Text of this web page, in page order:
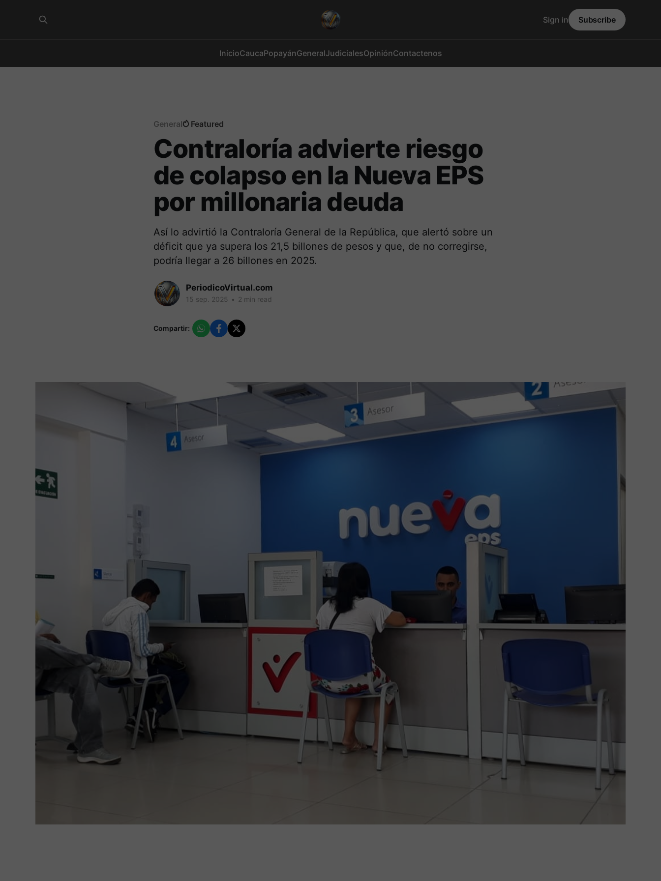
InicioCaucaPopayánGeneralJudicialesOpiniónContactenos
Sign in Subscribe
General Featured
Contraloría advierte riesgo
de colapso en la Nueva EPS
por millonaria deuda
Así lo advirtió la Contraloría General de la República, que alertó sobre un
déficit que ya supera los 21,5 billones de pesos y que, de no corregirse,
podría llegar a 26 billones en 2025.
PeriodicoVirtual.com
15 sep. 2025 • 2 min read
Compartir: